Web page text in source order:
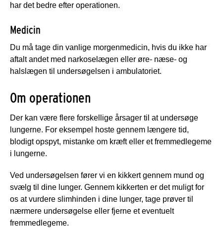
har det bedre efter operationen.
Medicin
Du må tage din vanlige morgenmedicin, hvis du ikke har
aftalt andet med narkoselægen eller øre- næse- og
halslægen til undersøgelsen i ambulatoriet.
Om operationen
Der kan være flere forskellige årsager til at undersøge
lungerne. For eksempel hoste gennem længere tid,
blodigt opspyt, mistanke om kræft eller et fremmedlegeme
i lungerne.
Ved undersøgelsen fører vi en kikkert gennem mund og
svælg til dine lunger. Gennem kikkerten er det muligt for
os at vurdere slimhinden i dine lunger, tage prøver til
nærmere undersøgelse eller fjerne et eventuelt
fremmedlegeme.